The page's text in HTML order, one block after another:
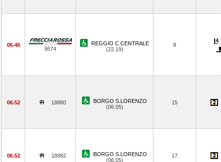
06.46
9574
REGGIO C.CENTRALE
(22.19)
8
06.52 18880
BORGO S.LORENZO
(06.05)
15
06.52 18882
BORGO S.LORENZO
(06.05)
17